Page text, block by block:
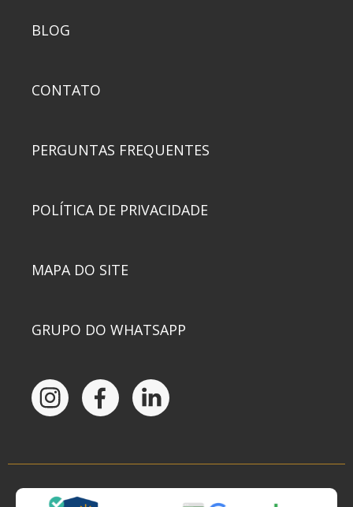
BLOG
CONTATO
PERGUNTAS FREQUENTES
POLÍTICA DE PRIVACIDADE
MAPA DO SITE
GRUPO DO WHATSAPP